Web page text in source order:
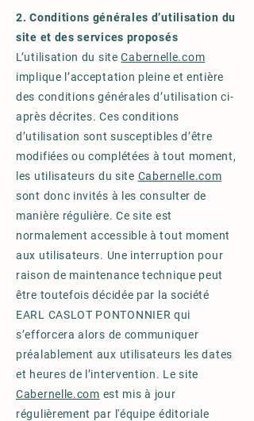
2. Conditions générales d’utilisation du
site et des services proposés
L’utilisation du siteCabernelle.com
implique l’acceptation pleine et entière
des conditions générales d’utilisation ci-
après décrites. Ces conditions
d’utilisation sont susceptibles d’être
modifiées ou complétées à tout moment,
les utilisateurs du site Cabernelle.com
sont donc invités à les consulter de
manière régulière. Ce site est
normalement accessible à tout moment
aux utilisateurs. Une interruption pour
raison de maintenance technique peut
être toutefois décidée par la société
EARL CASLOT PONTONNIER qui
s’efforcera alors de communiquer
préalablement aux utilisateurs les dates
et heures de l’intervention. Le site
Cabernelle.com est mis à jour
régulièrement par l'équipe éditoriale